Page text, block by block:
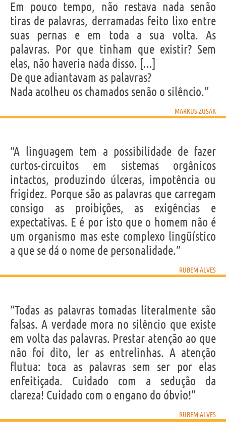
Em pouco tempo, não restava nada senão
tiras de palavras, derramadas feito lixo entre
suas pernas e em toda a sua volta. As
palavras. Por que tinham que existir? Sem
elas, não haveria nada disso. [...]
De que adiantavam as palavras?
Nada acolheu os chamados senão o silêncio.”
MARKUS ZUSAK
“A linguagem tem a possibilidade de fazer
curtos-circuitos em sistemas orgânicos
intactos, produzindo úlceras, impotência ou
frigidez. Porque são as palavras que carregam
consigo as proibições, as exigências e
expectativas. E é por isto que o homem não é
um organismo mas este complexo lingüístico
a que se dá o nome de personalidade.”
RUBEM ALVES
“Todas as palavras tomadas literalmente são
falsas. A verdade mora no silêncio que existe
em volta das palavras. Prestar atenção ao que
não foi dito, ler as entrelinhas. A atenção
flutua: toca as palavras sem ser por elas
enfeitiçada. Cuidado com a sedução da
clareza! Cuidado com o engano do óbvio!”
RUBEM ALVES